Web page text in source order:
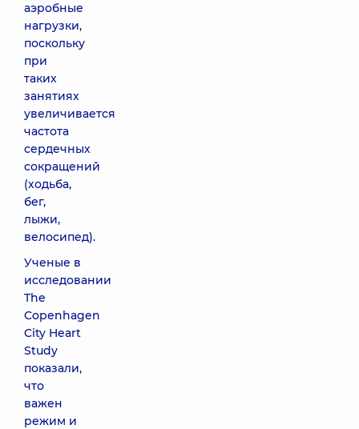
аэробные
нагрузки,
поскольку
при
таких
занятиях
увеличивается
частота
сердечных
сокращений
(ходьба,
бег,
лыжи,
велосипед).
Ученые в
исследовании
The
Copenhagen
City Heart
Study
показали,
что
важен
режим и